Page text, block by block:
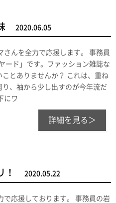
2020.06.05
さんを全力で応援します。 事務員
ード」です。ファッション雑誌な
とありませんか？ これは、重ね
、袖から少し出すのが今年流だ
にワ
詳細を見る＞
！ 2020.05.22
で応援しております。 事務員の岩